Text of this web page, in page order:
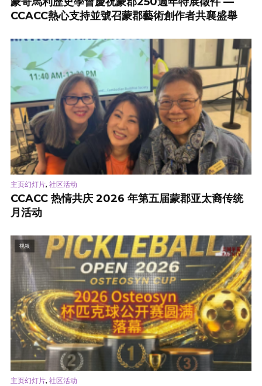
CCACC熱心支持並號召蒙郡藝術創作者共襄盛舉
主页幻灯片, 社区活动
CCACC 热情共庆 2026 年第五届蒙郡亚太裔传统
月活动
视频
主页幻灯片, 社区活动